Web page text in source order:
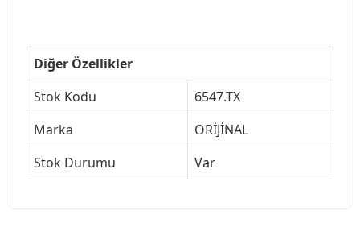
Diğer Özellikler
Stok Kodu
6547.TX
Marka
ORİJİNAL
Stok Durumu
Var